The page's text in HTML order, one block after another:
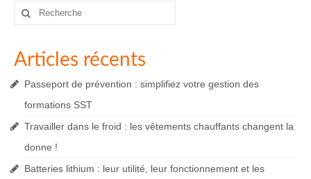
Rechercher
Articles récents
Passeport de prévention : simplifiez votre gestion des
formations SST
Travailler dans le froid : les vêtements chauffants changent la
donne !
Batteries lithium : leur utilité, leur fonctionnement et les